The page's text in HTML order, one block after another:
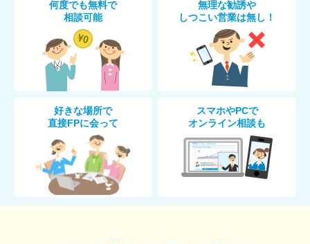
何度でも無料で
相談可能
無理な勧誘や
しつこい営業は無し！
好きな場所で
直接FPに会って
スマホやPCで
オンライン相談も